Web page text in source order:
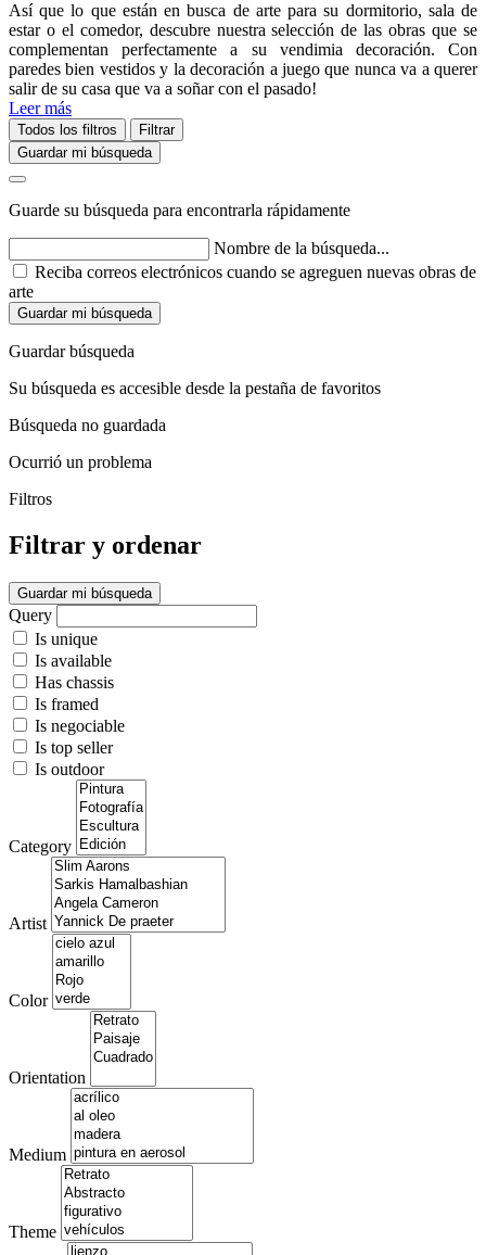
Así que lo que están en busca de arte para su dormitorio, sala de
estar o el comedor, descubre nuestra selección de las obras que se
complementan perfectamente a su vendimia decoración. Con
paredes bien vestidos y la decoración a juego que nunca va a querer
salir de su casa que va a soñar con el pasado!
Leer más
Todos los filtros
Filtrar
Guardar mi búsqueda
Guarde su búsqueda para encontrarla rápidamente
Nombre de la búsqueda...
Reciba correos electrónicos cuando se agreguen nuevas obras de
arte
Guardar mi búsqueda
Guardar búsqueda
Su búsqueda es accesible desde la pestaña de favoritos
Búsqueda no guardada
Ocurrió un problema
Filtros
Filtrar y ordenar
Guardar mi búsqueda
Query
Is unique
Is available
Has chassis
Is framed
Is negociable
Is top seller
Is outdoor
Category
Artist
Color
Orientation
Medium
Theme